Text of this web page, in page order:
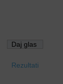
Rezultati